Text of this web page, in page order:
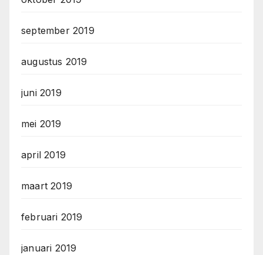
september 2019
augustus 2019
juni 2019
mei 2019
april 2019
maart 2019
februari 2019
januari 2019